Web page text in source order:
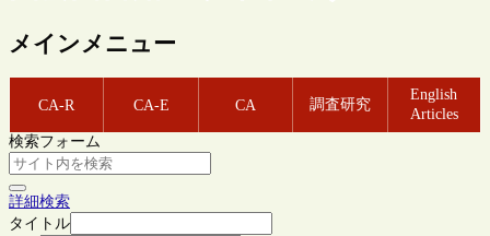
メインメニュー
CA-R CA-E CA 調査研究
English
Articles
検索フォーム
詳細検索
タイトル